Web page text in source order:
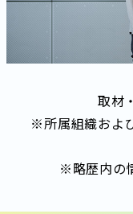
取材
※所属組織およ
※略歴内の